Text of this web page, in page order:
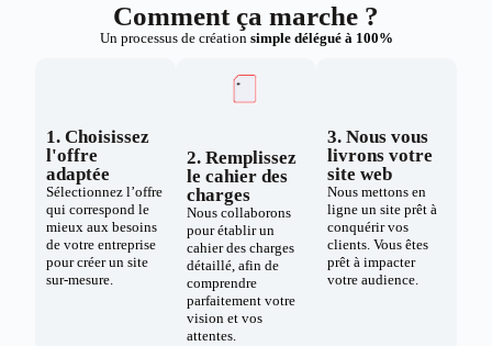
Comment ça marche ?
Un processus de création simple délégué à 100%
1. Choisissez
l'offre
adaptée
Sélectionnez l’offre
qui correspond le
mieux aux besoins
de votre entreprise
pour créer un site
sur-mesure.
2. Remplissez
le cahier des
charges
Nous collaborons
pour établir un
cahier des charges
détaillé, afin de
comprendre
parfaitement votre
vision et vos
attentes.
3. Nous vous
livrons votre
site web
Nous mettons en
ligne un site prêt à
conquérir vos
clients. Vous êtes
prêt à impacter
votre audience.